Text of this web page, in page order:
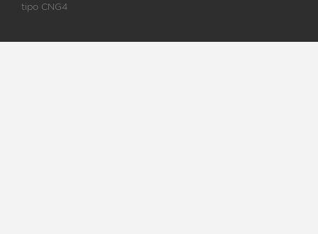
tipo CNG4